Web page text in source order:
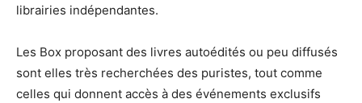
librairies indépendantes.
Les Box proposant des livres autoédités ou peu diffusés
sont elles très recherchées des puristes, tout comme
celles qui donnent accès à des événements exclusifs